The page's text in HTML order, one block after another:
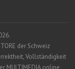
der Schweiz
Vollständigkeit
MULTIMEDIA online